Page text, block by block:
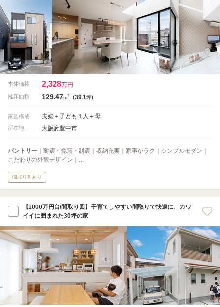
本体価格 2,328万円
延床面積 129.47m2 (39.1坪)
家族構成 夫婦＋子ども１人＋母
所在地 大阪府豊中市
パントリー ｜耐震・免震・制震｜収納充実｜家事がラク｜シンプルモダン｜
こだわりの外観デザイン｜…
間取り図あり
【1000万円台/間取り図】子育てしやすい間取りで快適に。カワ
イイに囲まれた30坪の家